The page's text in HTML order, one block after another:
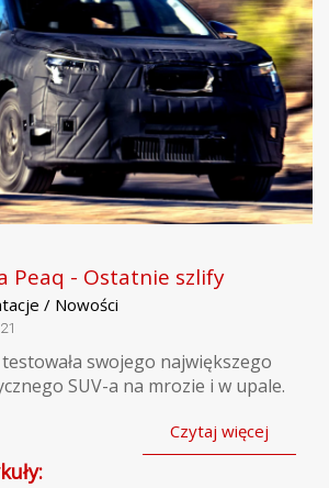
Peaq - Ostatnie szlify
/ Nowości
swojego największego
SUV-a na mrozie i w upale.
Czytaj więcej